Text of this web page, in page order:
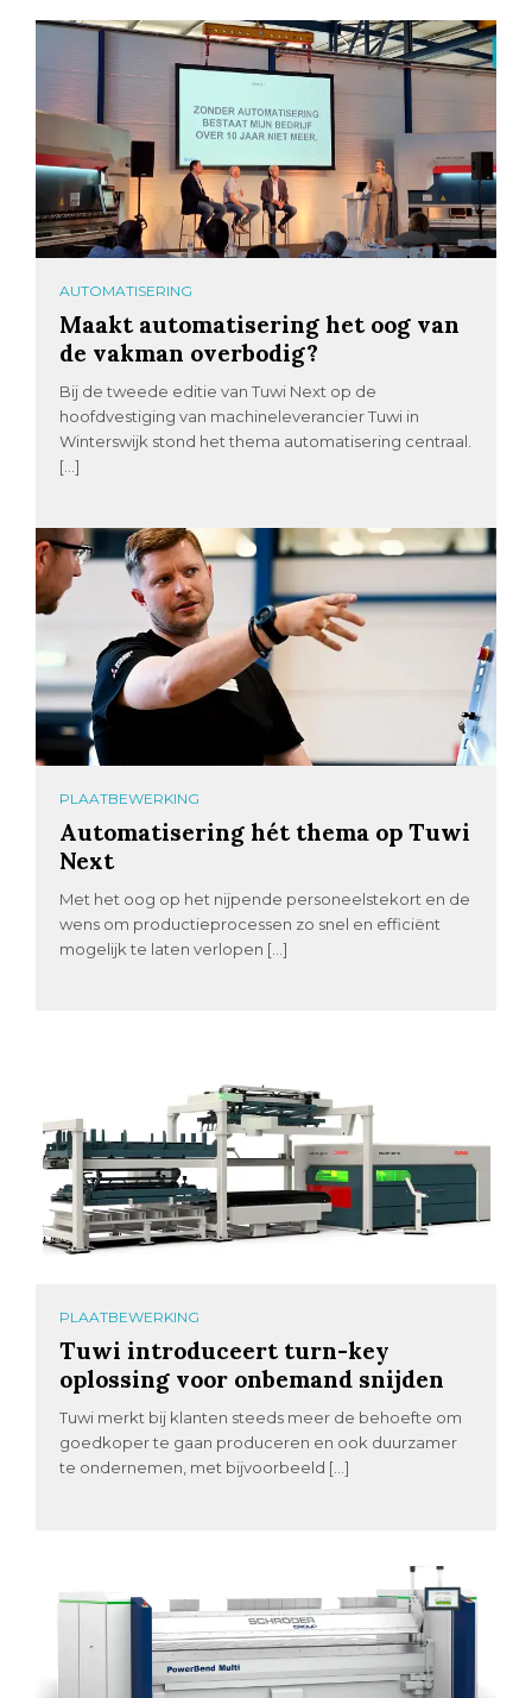
AUTOMATISERING
Maakt automatisering het oog van
de vakman overbodig?
Bij de tweede editie van Tuwi Next op de
hoofdvestiging van machineleverancier Tuwi in
Winterswijk stond het thema automatisering centraal.
[…]
PLAATBEWERKING
Automatisering hét thema op Tuwi
Next
Met het oog op het nijpende personeelstekort en de
wens om productieprocessen zo snel en efficiënt
mogelijk te laten verlopen […]
PLAATBEWERKING
Tuwi introduceert turn-key
oplossing voor onbemand snijden
Tuwi merkt bij klanten steeds meer de behoefte om
goedkoper te gaan produceren en ook duurzamer
te ondernemen, met bijvoorbeeld […]